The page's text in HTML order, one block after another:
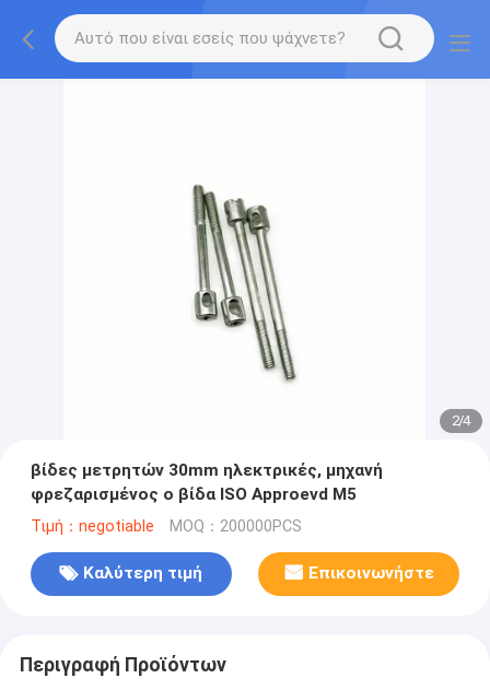
2/4
βίδες μετρητών 30mm ηλεκτρικές, μηχανή
φρεζαρισμένος ο βίδα ISO Approevd M5
Τιμή：negotiable MOQ：200000PCS
Καλύτερη τιμή Επικοινωνήστε
Περιγραφή Προϊόντων